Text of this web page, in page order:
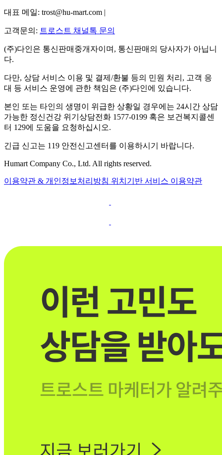
대표 메일: trost@hu-mart.com |
고객문의: 트로스트 채널톡 문의
(주)다인은 통신판매중개자이며, 통신판매의 당사자가 아닙니
다.
다만, 상담 서비스 이용 및 결제/환불 등의 민원 처리, 고객 응
대 등 서비스 운영에 관한 책임은 (주)다인에 있습니다.
본인 또는 타인의 생명이 위급한 상황일 경우에는 24시간 상담
가능한 정신건강 위기상담전화 1577-0199 혹은 보건복지콜센
터 129에 도움을 요청하십시오.
긴급 신고는 119 안전신고센터를 이용하시기 바랍니다.
Humart Company Co., Ltd. All rights reserved.
이용약관 & 개인정보처리방침 위치기반 서비스 이용약관